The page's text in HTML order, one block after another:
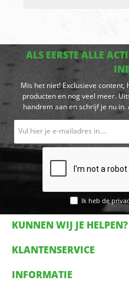
ALS EERSTE ALLE
Mis het niet! Exclusieve
producten en nog veel meer.
handrem aan en schrijf je nu
Ik heb de
KUNNEN WIJ JE HELPEN?
KLANTENSERVICE
INFORMATIE